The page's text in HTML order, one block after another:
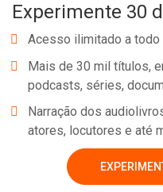
Experimente 30
Acesso ilimitado a todo
Mais de 30 mil títulos,
podcasts, séries,
Narração dos
atores, locutores e até